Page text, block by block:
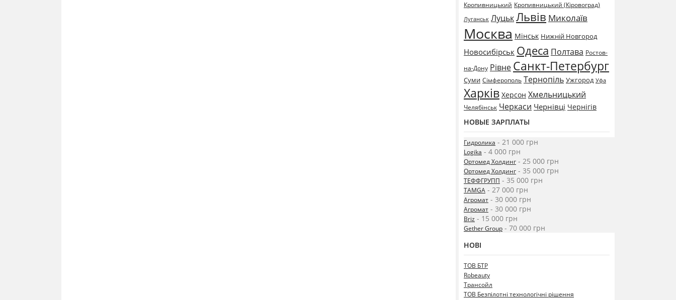
Кропивницький Кропивницький (Кіровоград)
Луганськ ЛуцькЛьвів Миколаїв
Москва Мінськ Нижній Новгород
Новосибірськ Одеса Полтава Ростов-
на-Дону Рівне Санкт-Петербург
Суми Сімферополь Тернопіль Ужгород Уфа
Харків Херсон Хмельницький
Челябінськ Черкаси Чернівці Чернігів
НОВЫЕ ЗАРПЛАТЫ
Гидролика - 21 000 грн
Logika - 4 000 грн
Ортомед Холдинг - 25 000 грн
Ортомед Холдинг - 35 000 грн
ТЕФФГРУПП - 35 000 грн
TAMGA - 27 000 грн
Агромат - 30 000 грн
Агромат - 30 000 грн
Briz - 15 000 грн
Gether Group - 70 000 грн
НОВІ
ТОВ БТР
Robeauty
Трансойл
ТОВ Безпілотні технологічні рішення